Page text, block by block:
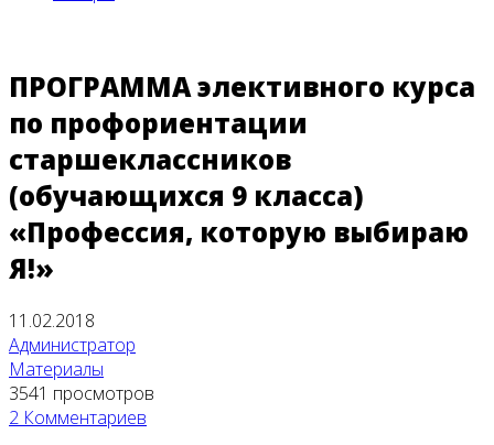
ПРОГРАММА элективного курса
по профориентации
старшеклассников
(обучающихся 9 класса)
«Профессия, которую выбираю
Я!»
11.02.2018
Администратор
Материалы
3541 просмотров
2 Комментариев